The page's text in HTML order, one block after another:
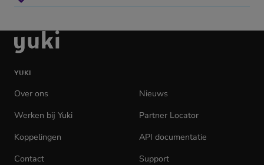
Ga
naar
homepage
YUKI
Over ons
Nieuws
Werken bij Yuki
Partner Locator
Koppelingen
API documentatie
Contact
Support